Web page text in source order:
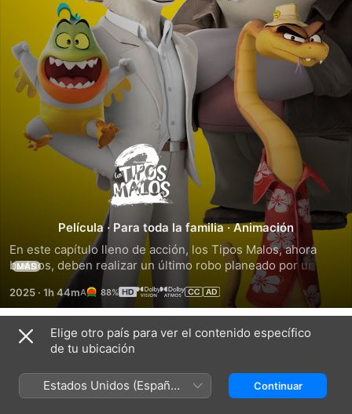
Los
tipos
malos
2
Película · Para toda la familia ·Animación
En este capítulo lleno de acción, los Tipos Malos, ahora
buenos, deben realizar un último robo planeado por un
nuevo grupo criminal: las Tipas Malas.
MÁS
2025 · 1h 44m 88%
Títulos relacionados
tipos
malos
La
cabra
Elige otro país para ver el contenido específico
de tu ubicación
Estados Unidos (Español
México)
Continuar